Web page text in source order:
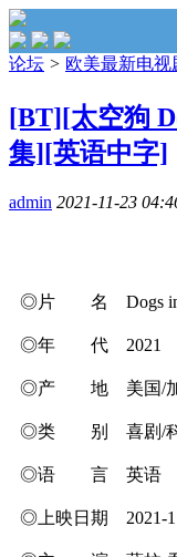
论坛 > 欧美最新电视
[BT][太空狗
集][英语中字]
admin 2021-11-23
◎片 名 Dogs in
◎年 代 2021
◎产 地 美国/加
◎类 别 喜剧/科
◎语 言 英语
◎上映日期 2021-